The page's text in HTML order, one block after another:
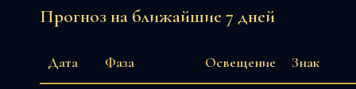
Прогноз на ближайшие 7 дней
Дата Фаза Освещение Знак